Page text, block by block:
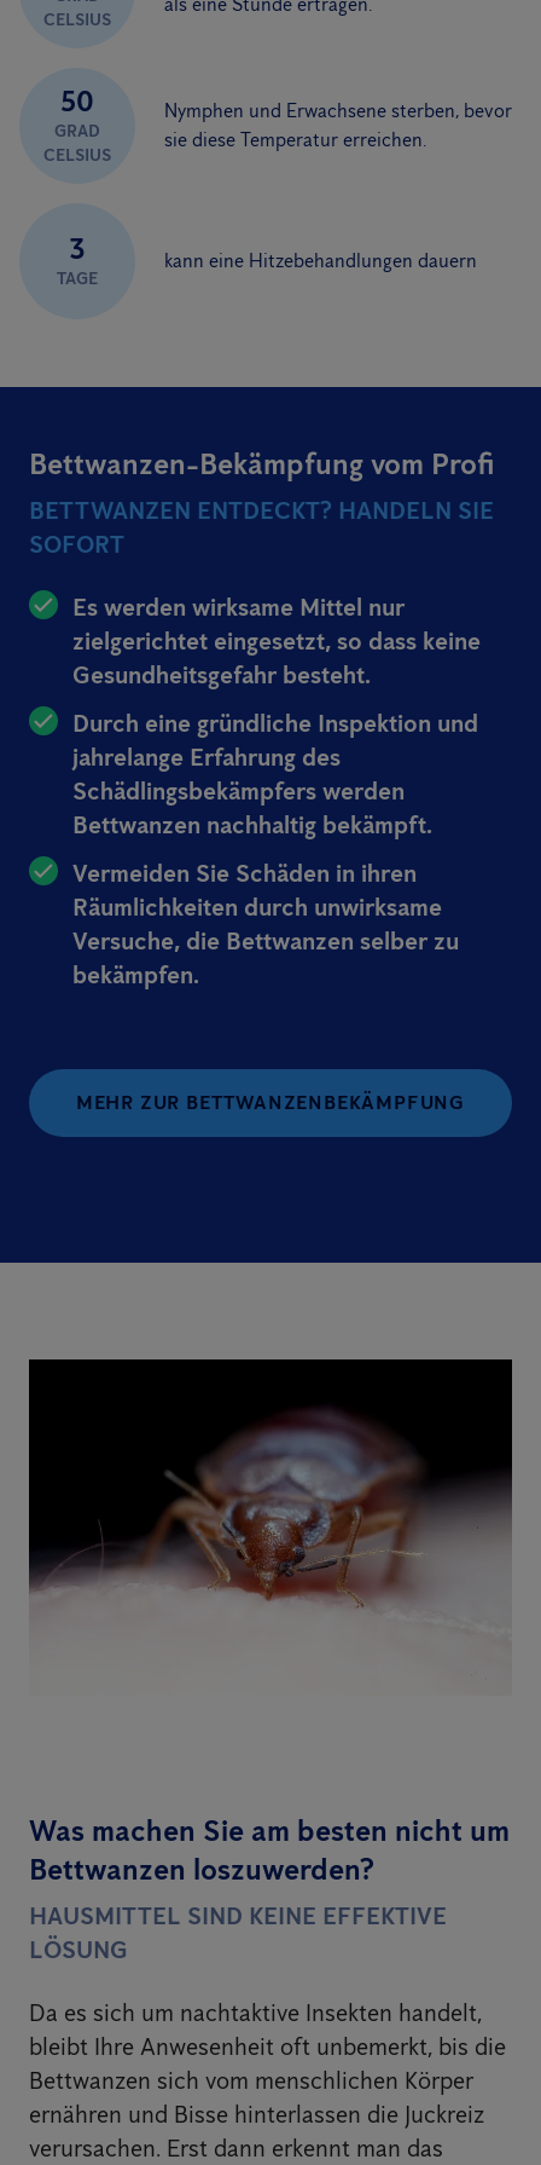
CELSIUS
50
GRAD
CELSIUS
Nymphen und Erwachsene sterben, bevor
sie diese Temperatur erreichen.
3
TAGE
kann eine Hitzebehandlungen dauern
Bettwanzen-Bekämpfung vom Profi
BETTWANZEN ENTDECKT? HANDELN SIE
SOFORT
Es werden wirksame Mittel nur
zielgerichtet eingesetzt, so dass keine
Gesundheitsgefahr besteht.
Durch eine gründliche Inspektion und
jahrelange Erfahrung des
Schädlingsbekämpfers werden
Bettwanzen nachhaltig bekämpft.
Vermeiden Sie Schäden in ihren
Räumlichkeiten durch unwirksame
Versuche, die Bettwanzen selber zu
bekämpfen.
MEHR ZUR BETTWANZENBEKÄMPFUNG
Was machen Sie am besten nicht um
Bettwanzen loszuwerden?
HAUSMITTEL SIND KEINE EFFEKTIVE
LÖSUNG
Da es sich um nachtaktive Insekten handelt,
bleibt Ihre Anwesenheit oft unbemerkt, bis die
Bettwanzen sich vom menschlichen Körper
ernähren und Bisse hinterlassen die Juckreiz
verursachen. Erst dann erkennt man das